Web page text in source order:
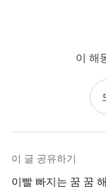
이 해
이 글 공유하기
이빨 빠지는 꿈 꿈